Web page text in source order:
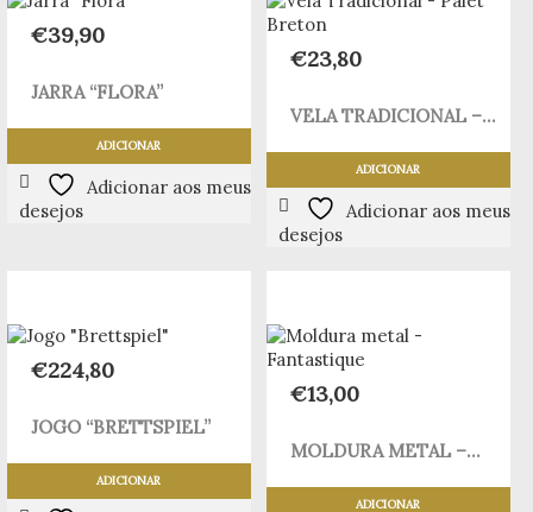
€39,90
JARRA “FLORA”
ADICIONAR
Adicionar aos meus
desejos
€23,80
VELA TRADICIONAL –...
ADICIONAR
Adicionar aos meus
desejos
€224,80
JOGO “BRETTSPIEL”
ADICIONAR
€13,00
MOLDURA METAL –...
ADICIONAR